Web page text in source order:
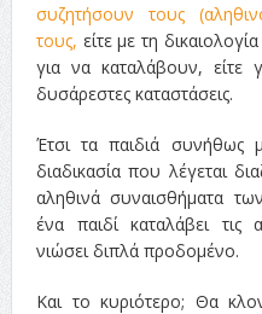
συζητήσουν τους
τους, είτε με τη
για να καταλάβουν,
δυσάρεστες καταστάσεις.
Έτσι τα παιδιά
διαδικασία που λέγεται
αληθινά συναισθήματα
ένα παιδί καταλάβει τις
νιώσει διπλά προδομένο.
Και το κυριότερο; Θα